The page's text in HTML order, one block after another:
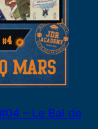
– Le Bal de